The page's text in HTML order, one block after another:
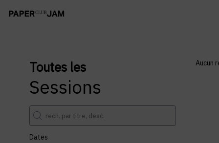
Toutes les
Sessions
Dates
Aucun